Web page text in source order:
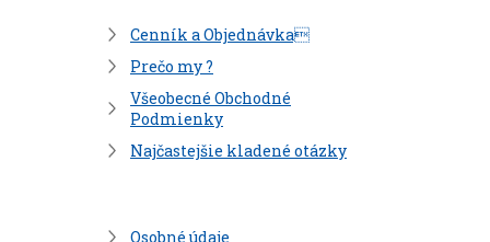
Cenník a Objednávka
Prečo my ?
Všeobecné Obchodné
Podmienky
Najčastejšie kladené otázky
Osobné údaje